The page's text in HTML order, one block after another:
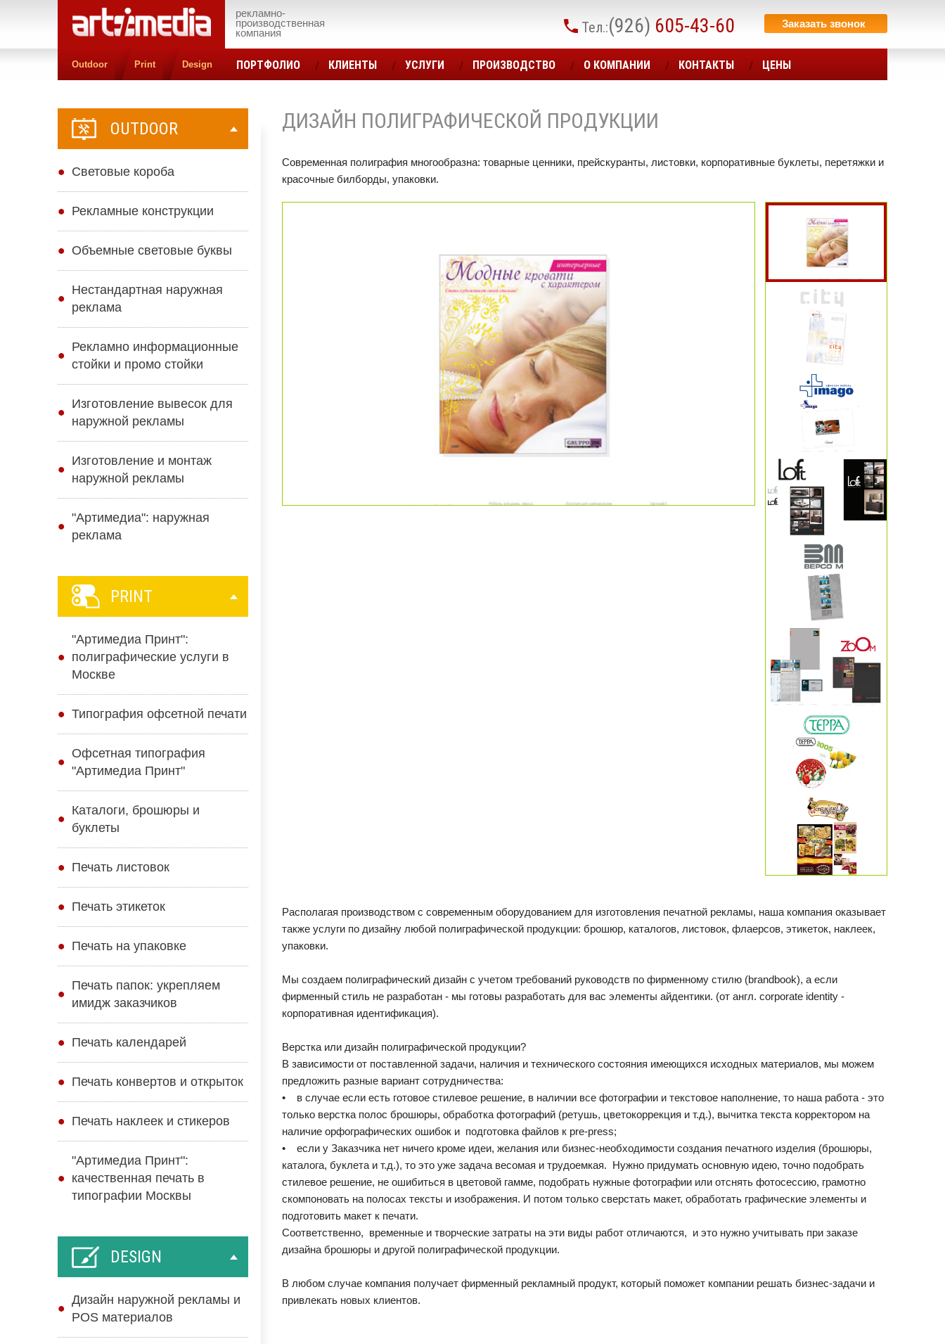
рекламно-
производственная
компания
Заказать звонок
Тел.:(926) 605-43-60
Outdoor Print Design ПОРТФОЛИО КЛИЕНТЫ УСЛУГИ ПРОИЗВОДСТВО О КОМПАНИИ КОНТАКТЫ ЦЕНЫ
OUTDOOR
Cветовые короба
Рекламные конструкции
Объемные световые буквы
Нестандартная наружная
реклама
Рекламно информационные
стойки и промо стойки
Изготовление вывесок для
наружной рекламы
Изготовление и монтаж
наружной рекламы
"Артимедиа": наружная
реклама
PRINT
"Артимедиа Принт":
полиграфические услуги в
Москве
Типография офсетной печати
Офсетная типография
"Артимедиа Принт"
Каталоги, брошюры и
буклеты
Печать листовок
Печать этикеток
Печать на упаковке
Печать папок: укрепляем
имидж заказчиков
Печать календарей
Печать конвертов и открыток
Печать наклеек и стикеров
"Артимедиа Принт":
качественная печать в
типографии Москвы
DESIGN
Дизайн наружной рекламы и
POS материалов
ДИЗАЙН ПОЛИГРАФИЧЕСКОЙ ПРОДУКЦИИ
Современная полиграфия многообразна: товарные ценники, прейскуранты, листовки, корпоративные буклеты, перетяжки и
красочные билборды, упаковки.
Располагая производством с современным оборудованием для изготовления печатной рекламы, наша компания оказывает
также услуги по дизайну любой полиграфической продукции: брошюр, каталогов, листовок, флаерсов, этикеток, наклеек,
упаковки.
Мы создаем полиграфический дизайн с учетом требований руководств по фирменному стилю (brandbook), а если
фирменный стиль не разработан - мы готовы разработать для вас элементы айдентики. (от англ. corporate identity -
корпоративная идентификация).
Верстка или дизайн полиграфической продукции?
В зависимости от поставленной задачи, наличия и технического состояния имеющихся исходных материалов, мы можем
предложить разные вариант сотрудничества:
• в случае если есть готовое стилевое решение, в наличии все фотографии и текстовое наполнение, то наша работа - это
только верстка полос брошюры, обработка фотографий (ретушь, цветокоррекция и т.д.), вычитка текста корректором на
наличие орфографических ошибок и подготовка файлов к pre-press;
• если у Заказчика нет ничего кроме идеи, желания или бизнес-необходимости создания печатного изделия (брошюры,
каталога, буклета и т.д.), то это уже задача весомая и трудоемкая. Нужно придумать основную идею, точно подобрать
стилевое решение, не ошибиться в цветовой гамме, подобрать нужные фотографии или отснять фотосессию, грамотно
скомпоновать на полосах тексты и изображения. И потом только сверстать макет, обработать графические элементы и
подготовить макет к печати.
Соответственно, временные и творческие затраты на эти виды работ отличаются, и это нужно учитывать при заказе
дизайна брошюры и другой полиграфической продукции.
В любом случае компания получает фирменный рекламный продукт, который поможет компании решать бизнес-задачи и
привлекать новых клиентов.